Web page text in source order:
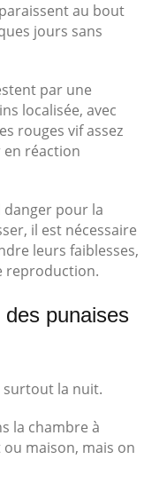
au bout
jours sans
par une
localisée, avec
rouges vif assez
réaction
danger pour la
il est nécessaire
leurs faiblesses,
reproduction.
punaises
surtout la nuit.
la chambre à
maison, mais on